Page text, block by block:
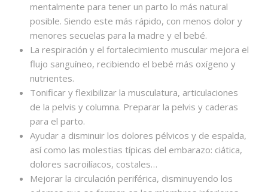
mentalmente para tener un parto lo más natural
posible. Siendo este más rápido, con menos dolor y
menores secuelas para la madre y el bebé.
La respiración y el fortalecimiento muscular mejora el
flujo sanguíneo, recibiendo el bebé más oxígeno y
nutrientes.
Tonificar y flexibilizar la musculatura, articulaciones
de la pelvis y columna. Preparar la pelvis y caderas
para el parto.
Ayudar a disminuir los dolores pélvicos y de espalda,
así como las molestias típicas del embarazo: ciática,
dolores sacroilíacos, costales…
Mejorar la circulación periférica, disminuyendo los